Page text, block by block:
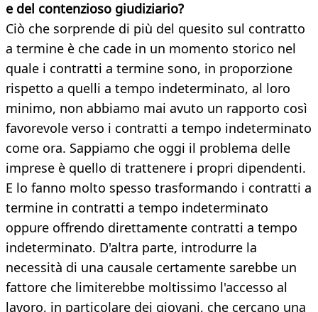
e del contenzioso giudiziario?
Ciò che sorprende di più del quesito sul contratto
a termine è che cade in un momento storico nel
quale i contratti a termine sono, in proporzione
rispetto a quelli a tempo indeterminato, al loro
minimo, non abbiamo mai avuto un rapporto così
favorevole verso i contratti a tempo indeterminato
come ora. Sappiamo che oggi il problema delle
imprese è quello di trattenere i propri dipendenti.
E lo fanno molto spesso trasformando i contratti a
termine in contratti a tempo indeterminato
oppure offrendo direttamente contratti a tempo
indeterminato. D'altra parte, introdurre la
necessità di una causale certamente sarebbe un
fattore che limiterebbe moltissimo l'accesso al
lavoro, in particolare dei giovani, che cercano una